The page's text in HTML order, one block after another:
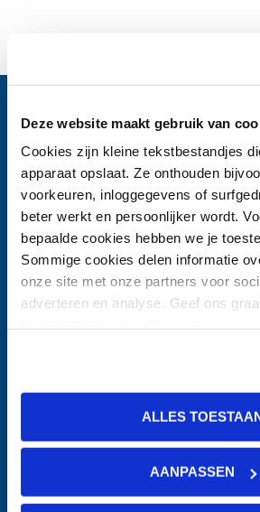
Deze website maakt gebruik van
Cookies zijn kleine tekstbestandjes
apparaat opslaat. Ze onthouden
voorkeuren, inloggegevens of
beter werkt en persoonlijker wordt.
bepaalde cookies hebben we je
Sommige cookies delen informatie
onze site met onze partners voor
adverteren en analyse. Geef ons
ALLES
AANPASSEN
Voet
Direct naar
Ik zoek hulp
Ik wil GGzE bezoeken
Ik wil iemand verwijzen
Ik wil werken bij GGzE
Spoed
Informatie voor familie en